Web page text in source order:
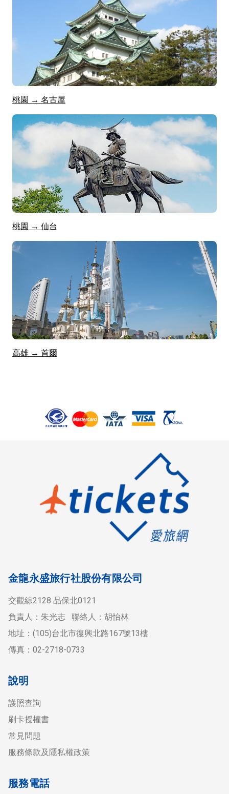
桃園 → 名古屋
桃園 → 仙台
高雄 → 首爾
金龍永盛旅行社股份有限公司
交觀綜2128 品保北0121
負責人：朱光志 聯絡人：胡怡林
地址：(105)台北市復興北路167號13樓
傳真：02-2718-0733
說明
護照查詢
刷卡授權書
常見問題
服務條款及隱私權政策
服務電話